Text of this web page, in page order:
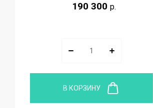
190 300 р.
В КОРЗИНУ